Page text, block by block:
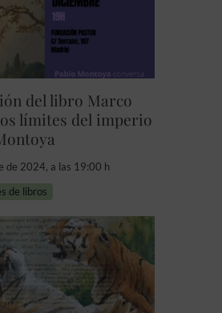
del libro Marco
límites del imperio
de 2024, a las 19:00 h
de libros